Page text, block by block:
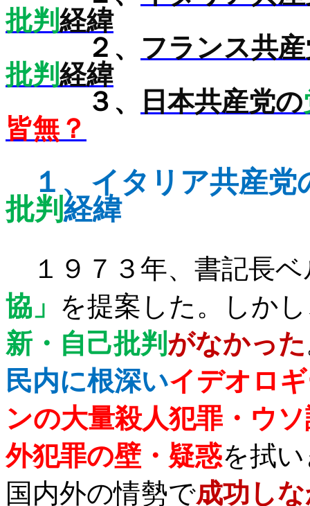
批判経緯
２、 フランス共
批判経緯
３、
日本共産党の
皆無？
１、 イタリア共産党
批判経緯
１９７３年、書記長
協」 を提案した。しか
新・自己批判 がなかった
民内に根深いイデオロ
ンの大量殺人犯罪・ウ
外犯罪の壁・疑惑を拭
国内外の情勢で成功し